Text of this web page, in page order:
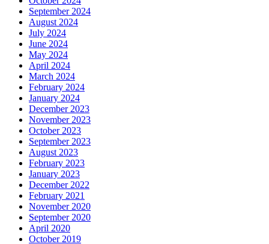
September 2024
August 2024
July 2024
June 2024
May 2024
April 2024
March 2024
February 2024
January 2024
December 2023
November 2023
October 2023
September 2023
August 2023
February 2023
January 2023
December 2022
February 2021
November 2020
September 2020
April 2020
October 2019